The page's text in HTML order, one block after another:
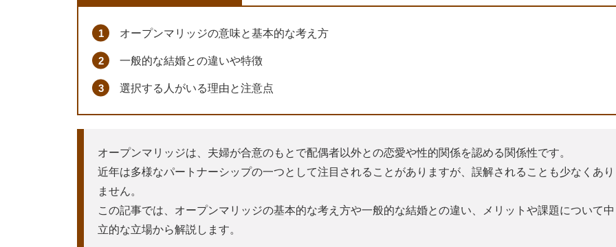
オープンマリッジの意味と基本的な考え方
一般的な結婚との違いや特徴
選択する人がいる理由と注意点
オープンマリッジは、夫婦が合意のもとで配偶者以外との恋愛や性的関係を認める関係性です。
近年は多様なパートナーシップの一つとして注目されることがありますが、誤解されることも少なくあり
ません。
この記事では、オープンマリッジの基本的な考え方や一般的な結婚との違い、メリットや課題について中
立的な立場から解説します。